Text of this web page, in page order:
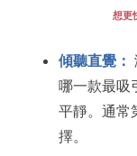
想更
傾聽直覺：
哪一款最吸
平靜。通常
擇。